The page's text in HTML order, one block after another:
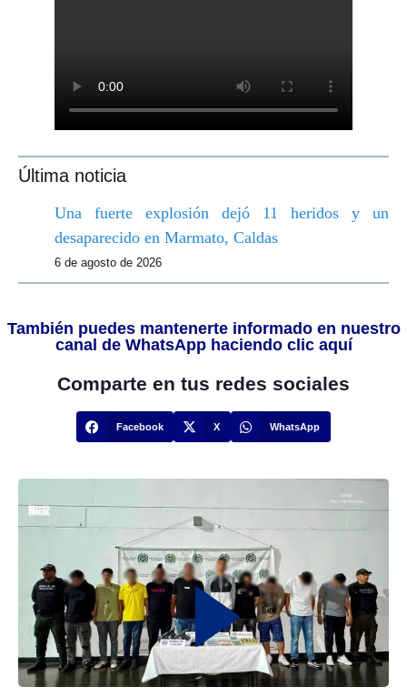
Última noticia
Una fuerte explosión dejó 11 heridos y un
desaparecido en Marmato, Caldas
6 de agosto de 2026
También puedes mantenerte informado en nuestro
canal de WhatsApp haciendo clic aquí
Comparte en tus redes sociales
Facebook X WhatsApp